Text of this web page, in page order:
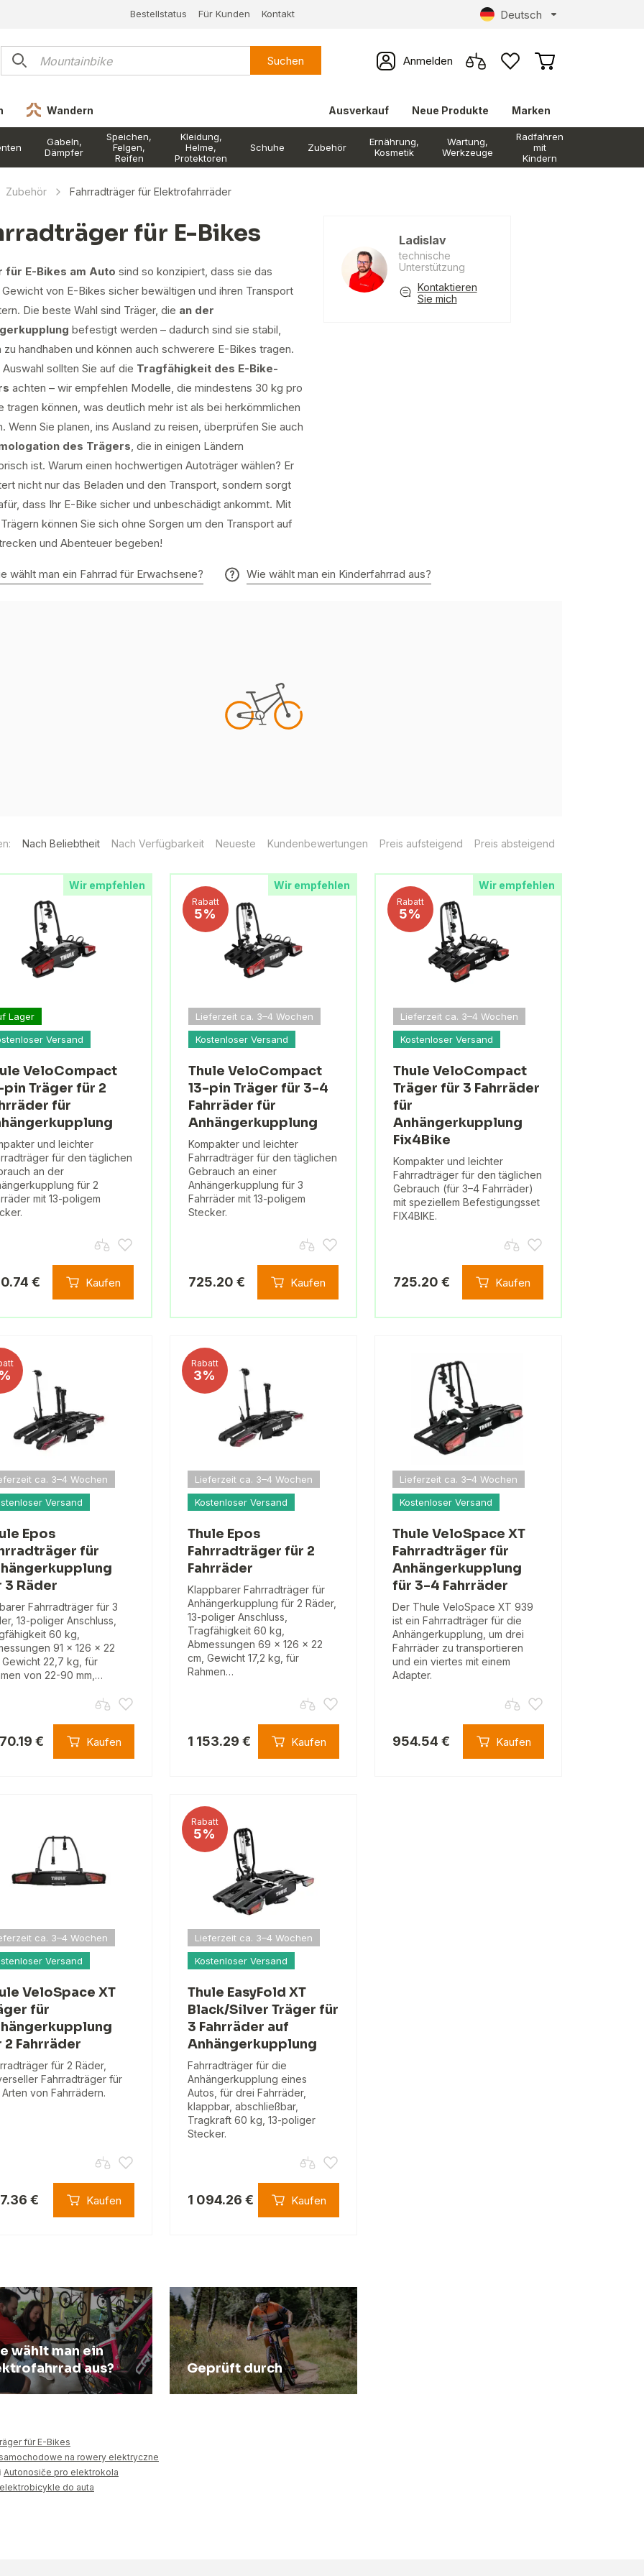
Bestellstatus Für Kunden Kontakt Deutsch
Suchen Anmelden
Wandern Ausverkauf Neue Produkte Marken
Gabeln,
Dämpfer
Speichen,
Felgen,
Reifen
Kleidung,
Helme,
Protektoren
Schuhe Zubehör
Ernährung,
Kosmetik
Wartung,
Werkzeuge
Radfahren
mit
Kindern
Zubehör Fahrradträger für Elektrofahrräder
für E-Bikes
für E-Bikes am Auto sind so konzipiert, dass sie das
von E-Bikes sicher bewältigen und ihren Transport
Die beste Wahl sind Träger, die an der
befestigt werden – dadurch sind sie stabil,
zu handhaben und können auch schwerere E-Bikes tragen.
Auswahl sollten Sie auf die Tragfähigkeit des E-Bike-
achten – wir empfehlen Modelle, die mindestens 30 kg pro
tragen können, was deutlich mehr ist als bei herkömmlichen
Wenn Sie planen, ins Ausland zu reisen, überprüfen Sie auch
des Trägers, die in einigen Ländern
ist. Warum einen hochwertigen Autoträger wählen? Er
nicht nur das Beladen und den Transport, sondern sorgt
dass Ihr E-Bike sicher und unbeschädigt ankommt. Mit
können Sie sich ohne Sorgen um den Transport auf
und Abenteuer begeben!
Ladislav
technische
Unterstützung
Kontaktieren
Sie mich
wählt man ein Fahrrad für Erwachsene? Wie wählt man ein Kinderfahrrad aus?
Nach Beliebtheit Nach Verfügbarkeit Neueste Kundenbewertungen Preis aufsteigend Preis absteigend
Wir empfehlen
Lager
Versand
VeloCompact
pin Träger für 2
für
und leichter
für den täglichen
an der
für 2
mit 13-poligem
€ Kaufen
Wir empfehlen
Rabatt
5%
Lieferzeit ca. 3–4 Wochen
Kostenloser Versand
Thule VeloCompact
13-pin Träger für 3-4
Fahrräder für
Anhängerkupplung
Kompakter und leichter
Fahrradträger für den täglichen
Gebrauch an einer
Anhängerkupplung für 3
Fahrräder mit 13-poligem
Stecker.
725.20 € Kaufen
Wir empfehlen
Rabatt
5%
Lieferzeit ca. 3–4 Wochen
Kostenloser Versand
Thule VeloCompact
Träger für 3 Fahrräder
für
Anhängerkupplung
Fix4Bike
Kompakter und leichter
Fahrradträger für den täglichen
Gebrauch (für 3–4 Fahrräder)
mit speziellem Befestigungsset
FIX4BIKE.
725.20 € Kaufen
ca. 3–4 Wochen
Versand
Epos
für
3 Räder
Fahrradträger für 3
13-poliger Anschluss,
60 kg,
91 x 126 x 22
Gewicht 22,7 kg, für
von 22-90 mm,…
€ Kaufen
Rabatt
3%
Lieferzeit ca. 3–4 Wochen
Kostenloser Versand
Thule Epos
Fahrradträger für 2
Fahrräder
Klappbarer Fahrradträger für
Anhängerkupplung für 2 Räder,
13-poliger Anschluss,
Tragfähigkeit 60 kg,
Abmessungen 69 x 126 x 22
cm, Gewicht 17,2 kg, für
Rahmen…
1 153.29 € Kaufen
Lieferzeit ca. 3–4 Wochen
Kostenloser Versand
Thule VeloSpace XT
Fahrradträger für
Anhängerkupplung
für 3-4 Fahrräder
Der Thule VeloSpace XT 939
ist ein Fahrradträger für die
Anhängerkupplung, um drei
Fahrräder zu transportieren
und ein viertes mit einem
Adapter.
954.54 € Kaufen
ca. 3–4 Wochen
Versand
VeloSpace XT
für
2 Fahrräder
für 2 Räder,
Fahrradträger für
von Fahrrädern.
€ Kaufen
Rabatt
5%
Lieferzeit ca. 3–4 Wochen
Kostenloser Versand
Thule EasyFold XT
Black/Silver Träger für
3 Fahrräder auf
Anhängerkupplung
Fahrradträger für die
Anhängerkupplung eines
Autos, für drei Fahrräder,
klappbar, abschließbar,
Tragkraft 60 kg, 13-poliger
Stecker.
1 094.26 € Kaufen
wählt man ein
aus?
Geprüft durch
für E-Bikes
na rowery elektryczne
Autonosiče pro elektrokola
do auta